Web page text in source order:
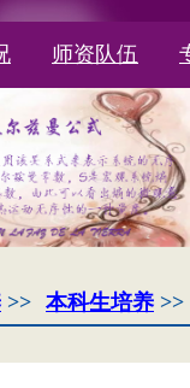
师资队伍
>> 本科生培养 >>